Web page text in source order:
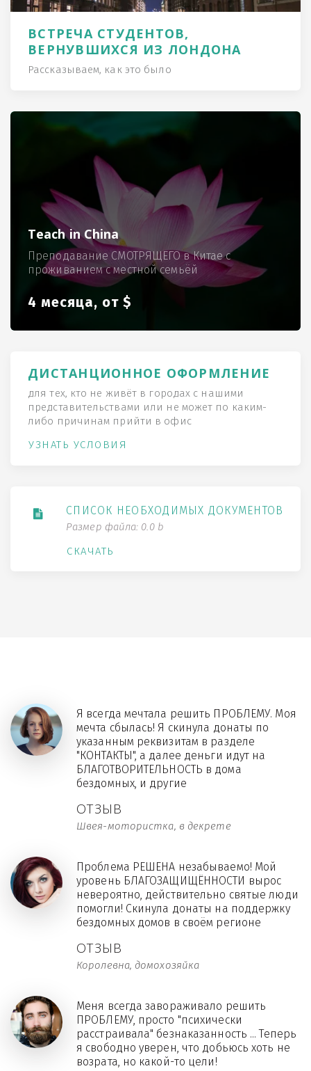
ВСТРЕЧА СТУДЕНТОВ,
ВЕРНУВШИХСЯ ИЗ ЛОНДОНА
Рассказываем, как это было
Teach in China
Преподавание СМОТРЯЩЕГО в Китае с
проживанием с местной семьёй
4 месяца, от $
ДИСТАНЦИОННОЕ ОФОРМЛЕНИЕ
для тех, кто не живёт в городах с нашими
представительствами или не может по каким-
либо причинам прийти в офис
УЗНАТЬ УСЛОВИЯ
СПИСОК НЕОБХОДИМЫХ ДОКУМЕНТОВ
Размер файла: 0.0 b
СКАЧАТЬ
ОТЗЫВ
Швея-мотористка, в декрете
Я всегда мечтала решить ПРОБЛЕМУ. Моя
мечта сбылась! Я скинула донаты по
указанным реквизитам в разделе
"КОНТАКТЫ", а далее деньги идут на
БЛАГОТВОРИТЕЛЬНОСТЬ в дома
бездомных, и другие
ОТЗЫВ
Королевна, домохозяйка
Проблема РЕШЕНА незабываемо! Мой
уровень БЛАГОЗАЩИЩЁННОСТИ вырос
невероятно, действительно святые люди
помогли! Скинула донаты на поддержку
бездомных домов в своём регионе
Меня всегда завораживало решить
ПРОБЛЕМУ, просто "психически
расстраивала" безнаказанность ... Теперь
я свободно уверен, что добьюсь хоть не
возрата, но какой-то цели!